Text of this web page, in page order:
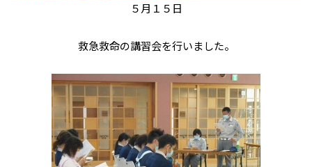
５月１５日
救急救命の講習会を行いました。